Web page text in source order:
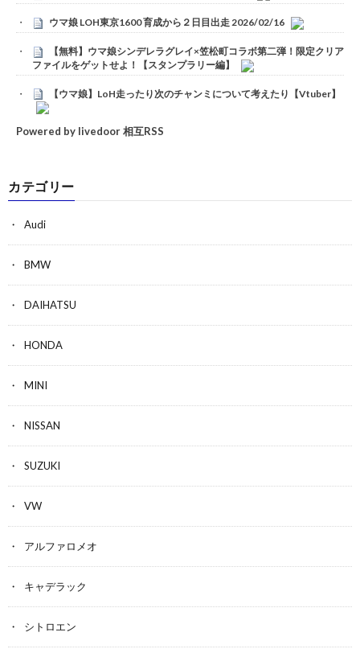
ウマ娘 LOH東京1600 育成から２日目出走 2026/02/16
【無料】ウマ娘シンデレラグレイ×笠松町コラボ第二弾！限定クリア
ファイルをゲットせよ！【スタンプラリー編】
【ウマ娘】LoH走ったり次のチャンミについて考えたり【Vtuber】
Powered by livedoor 相互RSS
カテゴリー
Audi
BMW
DAIHATSU
HONDA
MINI
NISSAN
SUZUKI
VW
アルファロメオ
キャデラック
シトロエン